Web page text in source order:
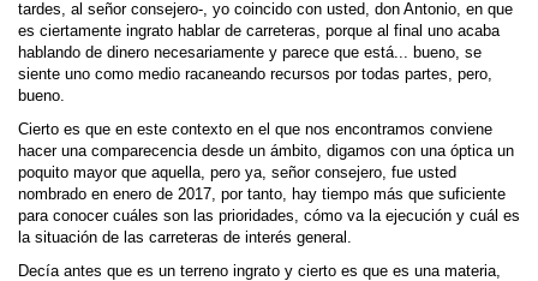
tardes, al señor consejero-, yo coincido con usted, don Antonio, en que
es ciertamente ingrato hablar de carreteras, porque al final uno acaba
hablando de dinero necesariamente y parece que está... bueno, se
siente uno como medio racaneando recursos por todas partes, pero,
bueno.
Cierto es que en este contexto en el que nos encontramos conviene
hacer una comparecencia desde un ámbito, digamos con una óptica un
poquito mayor que aquella, pero ya, señor consejero, fue usted
nombrado en enero de 2017, por tanto, hay tiempo más que suficiente
para conocer cuáles son las prioridades, cómo va la ejecución y cuál es
la situación de las carreteras de interés general.
Decía antes que es un terreno ingrato y cierto es que es una materia,